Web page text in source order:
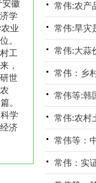
安徽
学
业
。
工
，
世
。
学
济
常伟:农产
常伟:旱灾
常伟:大蒜
常伟：乡
常伟等:韩
常伟:农村
常伟等：
常伟：实